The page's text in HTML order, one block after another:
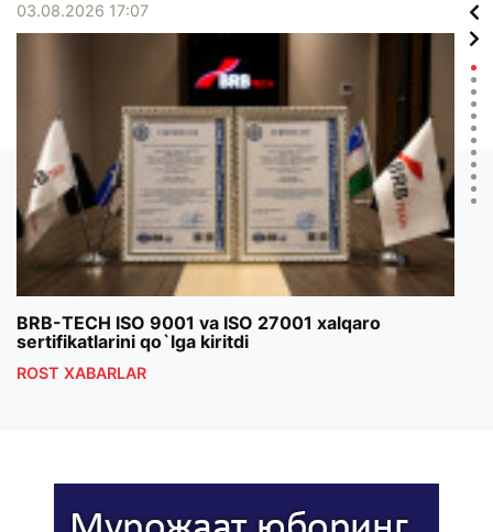
03.08.2026 17:07
BRB-TECH ISO 9001 va ISO 27001 xalqaro
sertifikatlarini qo`lga kiritdi
ROST XABARLAR